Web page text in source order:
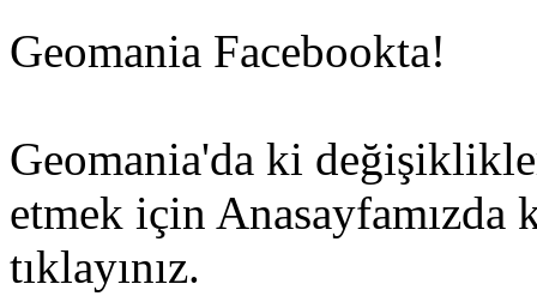
Geomania Facebookta!
Geomania'da ki
etmek için
tıklayınız.